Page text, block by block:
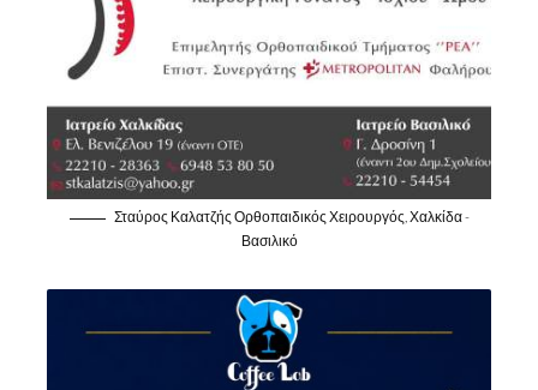
Σταύρος Καλατζής Ορθοπαιδικός Χειρουργός, Χαλκίδα -
Βασιλικό